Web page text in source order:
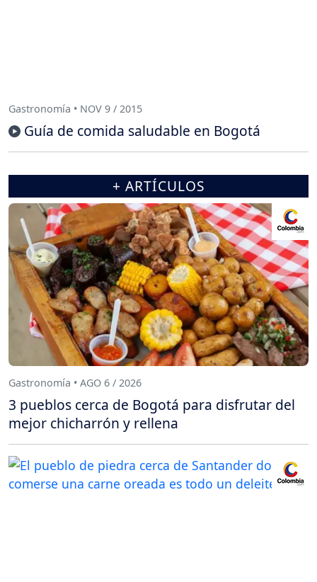
Gastronomía • NOV 9 / 2015
Guía de comida saludable en Bogotá
+ ARTÍCULOS
Gastronomía • AGO 6 / 2026
3 pueblos cerca de Bogotá para disfrutar del
mejor chicharrón y rellena